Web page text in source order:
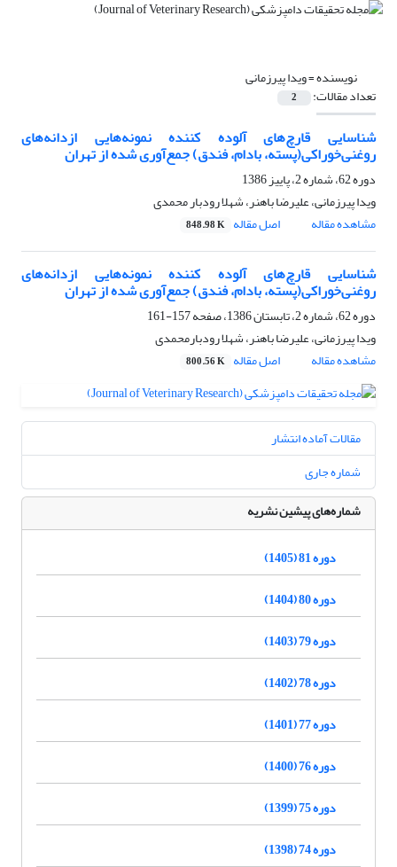
نویسنده =ویدا پیرزمانی
تعداد مقالات: 2
شناسایی قارچ‌های آلوده کننده نمونه‌هایی ازدانه‌های
روغنی‌خوراکی(پسته، بادام، فندق) جمع‌آوری شده از تهران
دوره 62، شماره 2، پاییز 1386
ویدا پیرزمانی، علیرضا باهنر، شهلا رودبار محمدی
مشاهده مقاله
اصل مقاله 848.98 K
شناسایی قارچ‌های آلوده کننده نمونه‌هایی ازدانه‌های
روغنی‌خوراکی(پسته، بادام، فندق) جمع‌آوری شده از تهران
دوره 62، شماره 2، تابستان 1386، صفحه
157-161
ویدا پیرزمانی، علیرضا باهنر، شهلا رودبارمحمدی
مشاهده مقاله
اصل مقاله 800.56 K
مقالات آماده انتشار
شماره جاری
شماره‌های پیشین نشریه
دوره 81 (1405)
دوره 80 (1404)
دوره 79 (1403)
دوره 78 (1402)
دوره 77 (1401)
دوره 76 (1400)
دوره 75 (1399)
دوره 74 (1398)